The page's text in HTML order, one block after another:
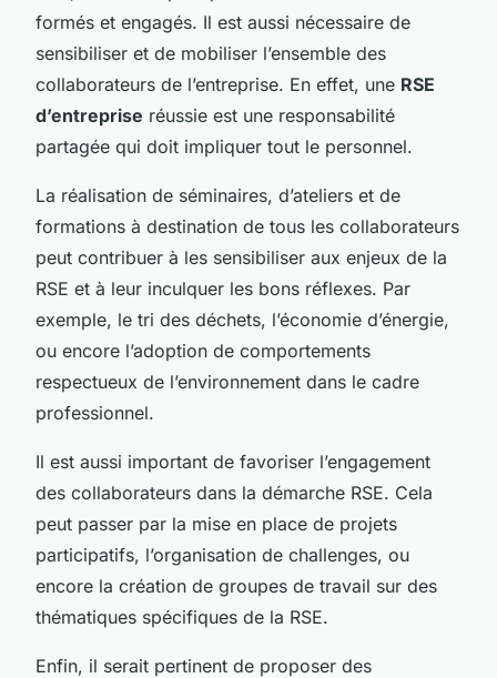
formés et engagés. Il est aussi nécessaire de
sensibiliser et de mobiliser l’ensemble des
collaborateurs de l’entreprise. En effet, une RSE
d’entreprise réussie est une responsabilité
partagée qui doit impliquer tout le personnel.
La réalisation de séminaires, d’ateliers et de
formations à destination de tous les collaborateurs
peut contribuer à les sensibiliser aux enjeux de la
RSE et à leur inculquer les bons réflexes. Par
exemple, le tri des déchets, l’économie d’énergie,
ou encore l’adoption de comportements
respectueux de l’environnement dans le cadre
professionnel.
Il est aussi important de favoriser l’engagement
des collaborateurs dans la démarche RSE. Cela
peut passer par la mise en place de projets
participatifs, l’organisation de challenges, ou
encore la création de groupes de travail sur des
thématiques spécifiques de la RSE.
Enfin, il serait pertinent de proposer des